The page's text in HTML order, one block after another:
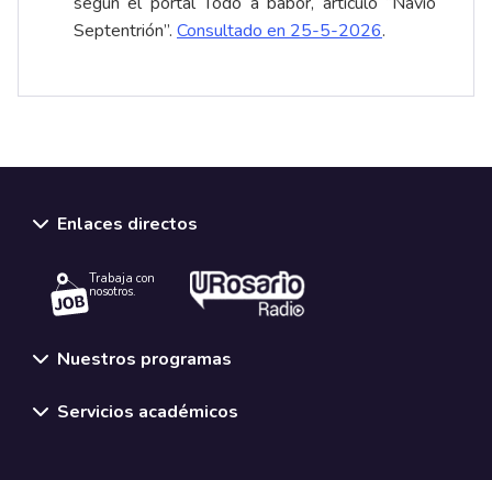
Septentrión”. Consultado en 25-5-2026.
Enlaces directos
Trabaja con
nosotros.
Nuestros programas
Servicios académicos